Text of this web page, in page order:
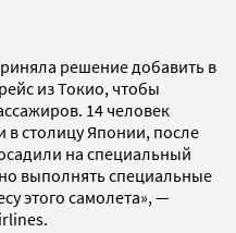
решение добавить в
из Токио, чтобы
14 человек
в столицу Японии, после
на специальный
выполнять специальные
этого самолета», —